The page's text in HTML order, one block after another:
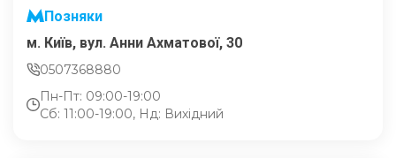
Позняки
м. Київ, вул. Анни Ахматової, 30
0507368880
Пн-Пт: 09:00-19:00
Сб: 11:00-19:00, Нд: Вихідний